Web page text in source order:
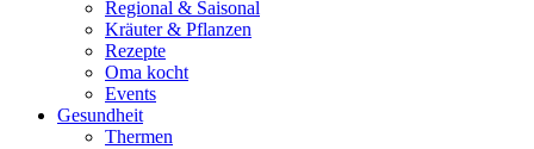
Regional & Saisonal
Kräuter & Pflanzen
Rezepte
Oma kocht
Events
Gesundheit
Thermen